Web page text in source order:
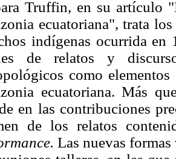
Truffin, en su artículo
ecuatoriana", trata
indígenas ocurrida
de relatos y
como
ecuatoriana. Más
en las contribuciones
de los relatos
Las nuevas